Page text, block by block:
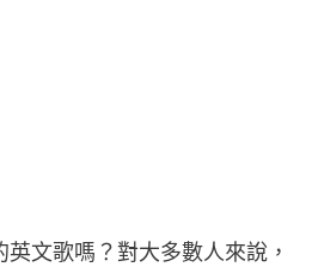
文歌嗎？對大多數人來說，